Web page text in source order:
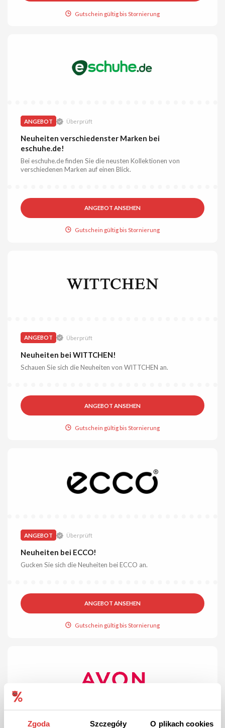
Zgoda Szczegóły O plikach cookies
Gutschein gültig bis Stornierung
ANGEBOT Überprüft
Neuheiten verschiedenster Marken bei
eschuhe.de!
Bei eschuhe.de finden Sie die neusten Kollektionen von
verschiedenen Marken auf einen Blick.
ANGEBOT ANSEHEN
Gutschein gültig bis Stornierung
ANGEBOT Überprüft
Neuheiten bei WITTCHEN!
Schauen Sie sich die Neuheiten von WITTCHEN an.
ANGEBOT ANSEHEN
Gutschein gültig bis Stornierung
ANGEBOT Überprüft
Neuheiten bei ECCO!
Gucken Sie sich die Neuheiten bei ECCO an.
ANGEBOT ANSEHEN
Gutschein gültig bis Stornierung